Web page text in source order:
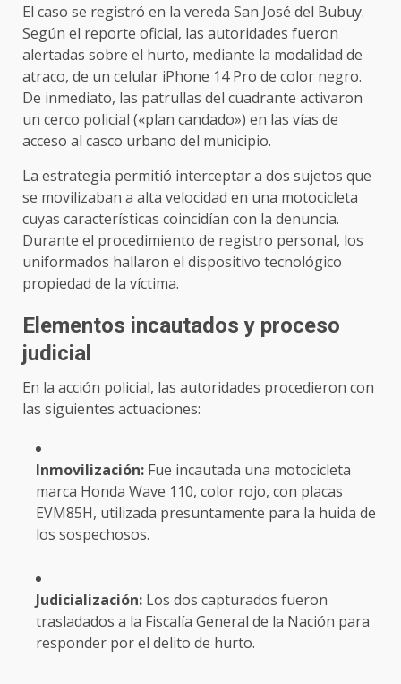
El caso se registró en la vereda San José del Bubuy.
Según el reporte oficial, las autoridades fueron
alertadas sobre el hurto, mediante la modalidad de
atraco, de un celular iPhone 14 Pro de color negro.
De inmediato, las patrullas del cuadrante activaron
un cerco policial («plan candado») en las vías de
acceso al casco urbano del municipio.
La estrategia permitió interceptar a dos sujetos que
se movilizaban a alta velocidad en una motocicleta
cuyas características coincidían con la denuncia.
Durante el procedimiento de registro personal, los
uniformados hallaron el dispositivo tecnológico
propiedad de la víctima.
Elementos incautados y proceso
judicial
En la acción policial, las autoridades procedieron con
las siguientes actuaciones:
Inmovilización: Fue incautada una motocicleta
marca Honda Wave 110, color rojo, con placas
EVM85H, utilizada presuntamente para la huida de
los sospechosos.
Judicialización: Los dos capturados fueron
trasladados a la Fiscalía General de la Nación para
responder por el delito de hurto.